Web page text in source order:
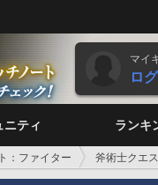
マイ
ロ
ニティ ランキ
：ファイター 斧術士クエ